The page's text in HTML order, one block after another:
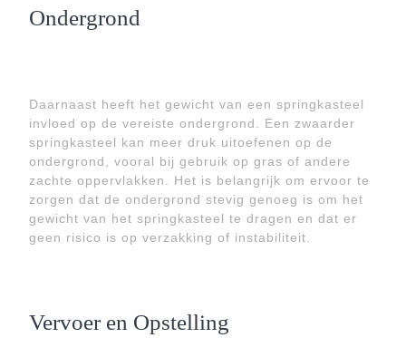
Ondergrond
Daarnaast heeft het gewicht van een springkasteel
invloed op de vereiste ondergrond. Een zwaarder
springkasteel kan meer druk uitoefenen op de
ondergrond, vooral bij gebruik op gras of andere
zachte oppervlakken. Het is belangrijk om ervoor te
zorgen dat de ondergrond stevig genoeg is om het
gewicht van het springkasteel te dragen en dat er
geen risico is op verzakking of instabiliteit.
Vervoer en Opstelling